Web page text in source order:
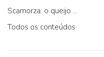
Scamorza: o queijo ...
Todos os conteúdos